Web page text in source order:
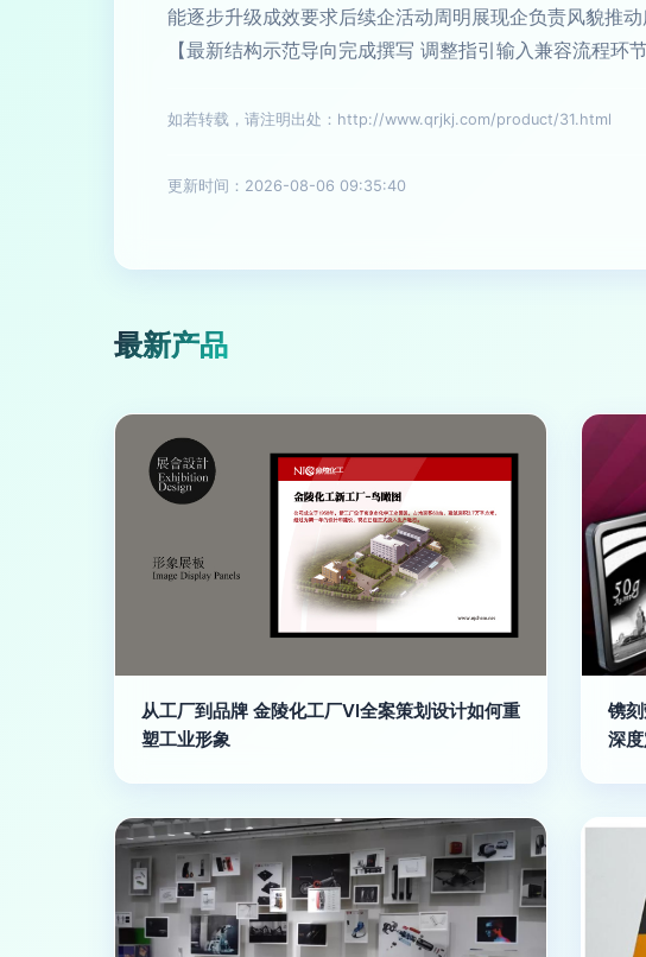
能逐步升级成效要求后续企活动周明展现企负责风貌推
【最新结构示范导向完成撰写 调整指引输入兼容流程环
如若转载，请注明出处：http://www.qrjkj.com/product/31.html
更新时间：2026-08-06 09:35:40
最新产品
从工厂到品牌 金陵化工厂VI全案策划设计如何重
塑工业形象
镌
深